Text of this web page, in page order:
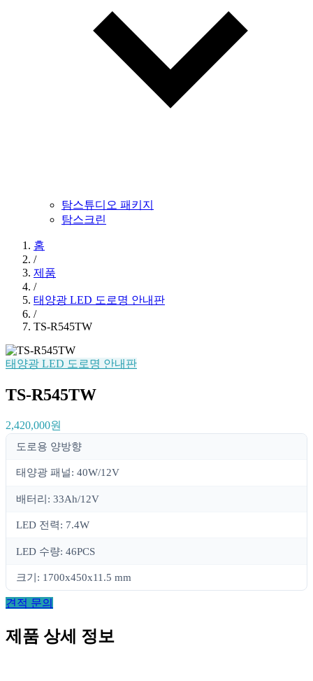
탐스튜디오 패키지
탐스크린
홈
/
제품
/
태양광 LED 도로명 안내판
/
TS-R545TW
태양광 LED 도로명 안내판
TS-R545TW
2,420,000원
도로용 양방향
태양광 패널: 40W/12V
배터리: 33Ah/12V
LED 전력: 7.4W
LED 수량: 46PCS
크기: 1700x450x11.5 mm
견적 문의
제품 상세 정보